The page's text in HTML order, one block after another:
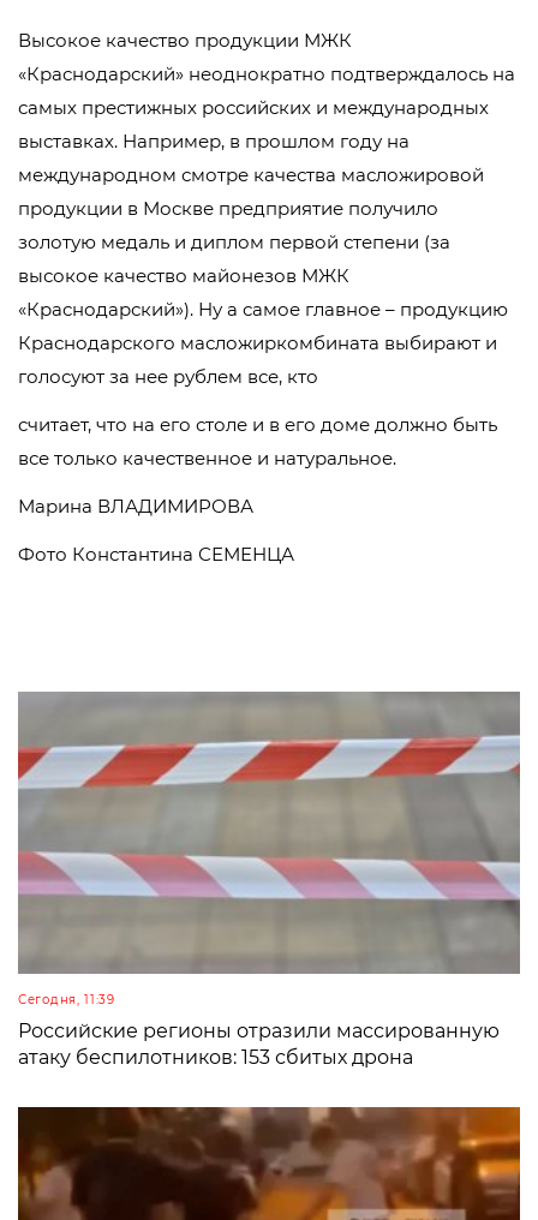
Высокое качество продукции МЖК
«Краснодарский» неоднократно подтверждалось на
самых престижных российских и международных
выставках. Например, в прошлом году на
международном смотре качества масложировой
продукции в Москве предприятие получило
золотую медаль и диплом первой степени (за
высокое качество майонезов МЖК
«Краснодарский»). Ну а самое главное – продукцию
Краснодарского масложиркомбината выбирают и
голосуют за нее рублем все, кто
считает, что на его столе и в его доме должно быть
все только качественное и натуральное.
Марина ВЛАДИМИРОВА
Фото Константина СЕМЕНЦА
Сегодня, 11:39
Российские регионы отразили массированную
атаку беспилотников: 153 сбитых дрона